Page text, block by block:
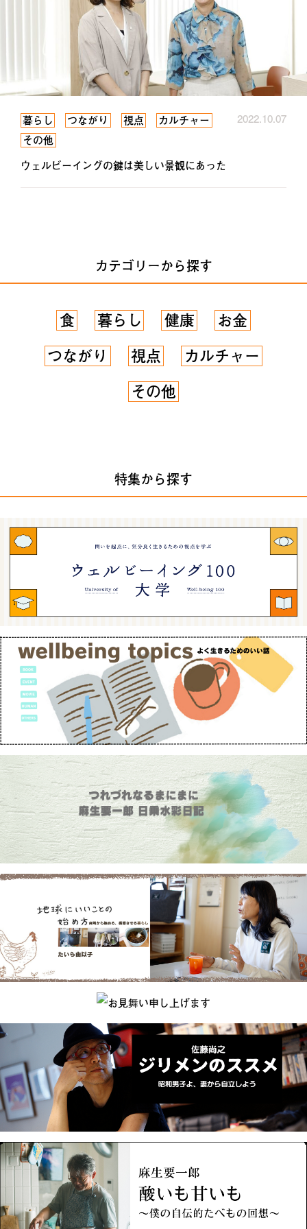
暮らし つながり 視点
カルチャー
その他
2022.10.07
ウェルビーイングの鍵は美しい景観にあった
カテゴリーから探す
食 暮らし 健康
お金
つながり
視点
カルチャー
その他
特集から探す